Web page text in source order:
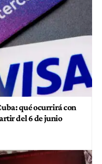
qué ocurrirá con
del 6 de junio